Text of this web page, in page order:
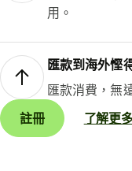
用。
匯款到海外慳
匯款消費，無
註冊
了解更